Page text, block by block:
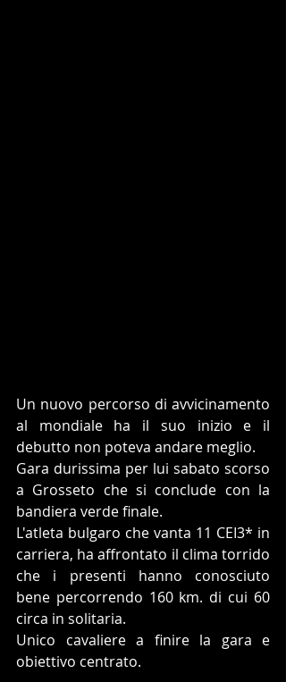
Un nuovo percorso di avvicinamento
al mondiale ha il suo inizio e il
debutto non poteva andare meglio.
Gara durissima per lui sabato scorso
a Grosseto che si conclude con la
bandiera verde finale.
L'atleta bulgaro che vanta 11 CEI3* in
carriera, ha affrontato il clima torrido
che i presenti hanno conosciuto
bene percorrendo 160 km. di cui 60
circa in solitaria.
Unico cavaliere a finire la gara e
obiettivo centrato.